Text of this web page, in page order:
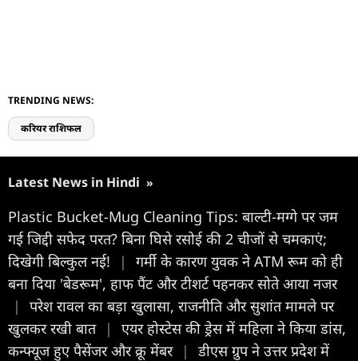
TRENDING NEWS:
करियर राशिफल
Latest News in Hindi »
Plastic Bucket-Mug Cleaning Tips: बाल्टी-मग्गे पर जम
गई जिद्दी सफेद परत? बिना घिसे रसोई की 2 चीजों से चमकाएं;
दिखेगी बिल्कुल नई!
|
गर्मी के कारण युवक ने ATM रूम को ही
बना दिया 'बेडरूम', हाफ पैंट और टीशर्ट पहनकर सोते आया नजर
|
परेश रावल का बड़ा खुलासा, राजनीति और सुशांत मामले पर
खुलकर रखी बात |
एयर होस्टेस की ड्रेस में महिला ने किया डांस,
कन्फ्यूज हुए पैसेंजर और क्रू मेंबर |
डीएस ग्रुप ने उत्तर प्रदेश में